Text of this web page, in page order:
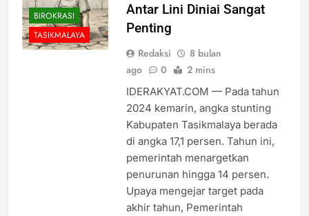
BIROKRASI
TASIKMALAYA
Antar Lini Diniai Sangat
Penting
Redaksi
8 bulan
ago
0 2 mins
IDERAKYAT.COM — Pada tahun
2024 kemarin, angka stunting
Kabupaten Tasikmalaya berada
di angka 17,1 persen. Tahun ini,
pemerintah menargetkan
penurunan hingga 14 persen.
Upaya mengejar target pada
akhir tahun, Pemerintah